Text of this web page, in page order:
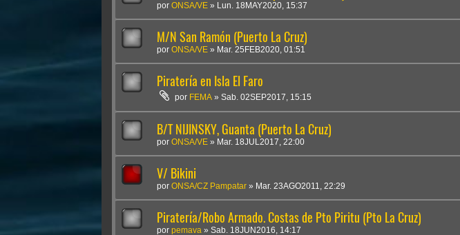
por ONSA/VE » Lun. 18MAY2020, 15:37
M/N San Ramón (Puerto La Cruz)
por ONSA/VE » Mar. 25FEB2020, 01:51
Piratería en Isla El Faro
por FEMA »Sab. 02SEP2017, 15:15
B/T NIJINSKY, Guanta (Puerto La Cruz)
por ONSA/VE » Mar. 18JUL2017, 22:00
V/ Bikini
por ONSA/CZ Pampatar » Mar. 23AGO2011, 22:29
Piratería/Robo Armado. Costas de Pto Piritu (Pto La Cruz)
por pemava » Sab. 18JUN2016, 14:17